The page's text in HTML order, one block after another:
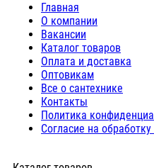
Главная
О компании
Вакансии
Каталог товаров
Оплата и доставка
Оптовикам
Все о сантехнике
Контакты
Политика
Согласие на